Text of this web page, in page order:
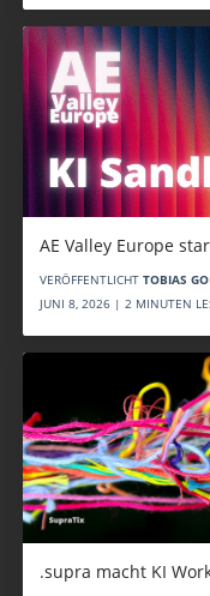
AE Valley Europe
VERÖFFENTLICHT TOBIAS
JUNI 8, 2026 | 2 MINUTEN
.supra macht KI